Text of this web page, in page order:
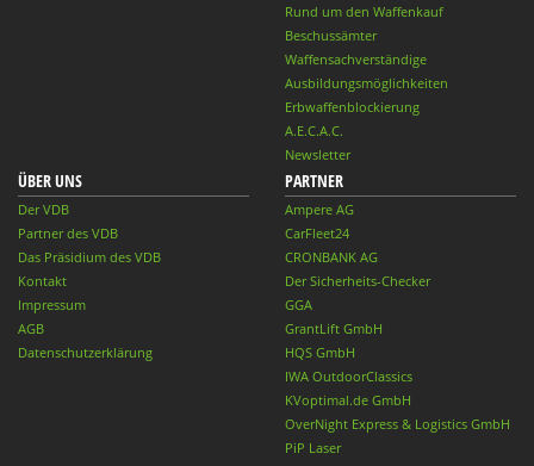
Rund um den Waffenkauf
Beschussämter
Waffensachverständige
Ausbildungsmöglichkeiten
Erbwaffenblockierung
A.E.C.A.C.
Newsletter
ÜBER UNS
Der VDB
Partner des VDB
Das Präsidium des VDB
Kontakt
Impressum
AGB
Datenschutzerklärung
PARTNER
Ampere AG
CarFleet24
CRONBANK AG
Der Sicherheits-Checker
GGA
GrantLift GmbH
HQS GmbH
IWA OutdoorClassics
KVoptimal.de GmbH
OverNight Express & Logistics GmbH
PiP Laser